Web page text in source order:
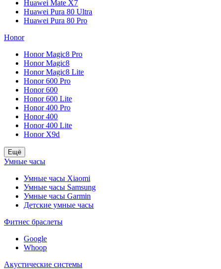
Huawei Mate X7
Huawei Pura 80 Ultra
Huawei Pura 80 Pro
Honor
Honor Magic8 Pro
Honor Magic8
Honor Magic8 Lite
Honor 600 Pro
Honor 600
Honor 600 Lite
Honor 400 Pro
Honor 400
Honor 400 Lite
Honor X9d
Ещё
Умные часы
Умные часы Xiaomi
Умные часы Samsung
Умные часы Garmin
Детские умные часы
Фитнес браслеты
Google
Whoop
Акустические системы